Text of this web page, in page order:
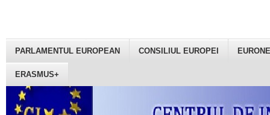
PARLAMENTUL EUROPEAN CONSILIUL EUROPEI
ERASMUS+